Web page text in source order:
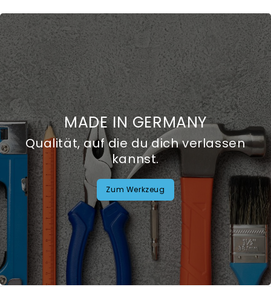
MADE IN GERMANY
Qualität, auf die du dich verlassen
kannst.
Zum Werkzeug